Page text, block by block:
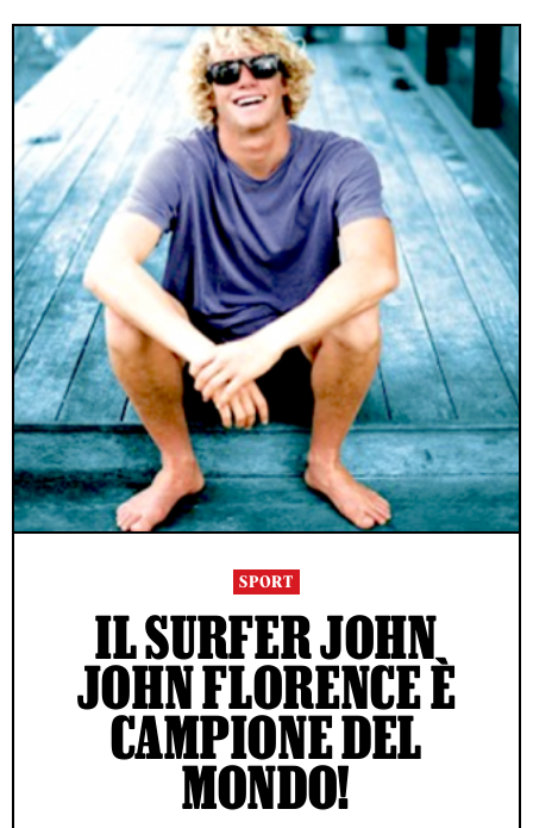
SPORT
IL SURFER JOHN
JOHN FLORENCE È
CAMPIONE DEL
MONDO!